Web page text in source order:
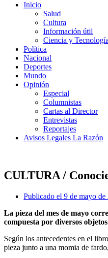
Inicio
Salud
Cultura
Información útil
Ciencia y Tecnología
Política
Nacional
Deportes
Mundo
Opinión
Especial
Columnistas
Cartas al Director
Entrevistas
Reportajes
Avisos Legales La Razón
CULTURA /
Publicado el 9 de mayo de
La pieza del mes de mayo
compuesta por diversos
Según los antecedentes en el
pieza junto a una momia de